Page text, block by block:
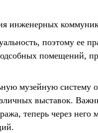
инженерных
поэтому ее
помещений,
музейную систему
выставок.
теперь через него